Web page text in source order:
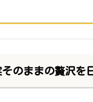
のままの贅沢を